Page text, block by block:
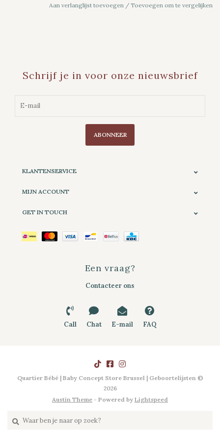
Aan verlanglijst toevoegen / Toevoegen om te vergelijken
Schrijf je in voor onze nieuwsbrief
ABONNEER
KLANTENSERVICE
MIJN ACCOUNT
GET IN TOUCH
Een vraag?
Contacteer ons
Call Chat E-mail FAQ
Quartier Bébé | Baby Concept Store Brussel | Geboortelijsten ©
2026
Austin Theme - Powered by Lightspeed